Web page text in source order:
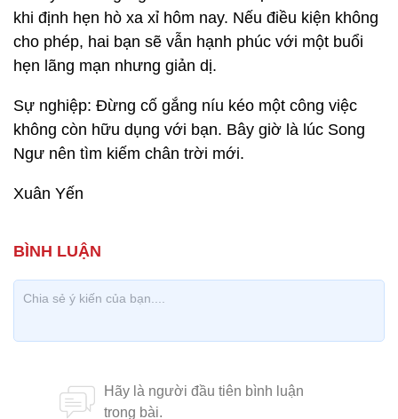
khi định hẹn hò xa xỉ hôm nay. Nếu điều kiện không
cho phép, hai bạn sẽ vẫn hạnh phúc với một buổi
hẹn lãng mạn nhưng giản dị.
Sự nghiệp: Đừng cố gắng níu kéo một công việc
không còn hữu dụng với bạn. Bây giờ là lúc Song
Ngư nên tìm kiếm chân trời mới.
Xuân Yến